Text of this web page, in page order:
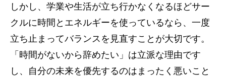
しかし、学業や生活が立ち行かなくなるほどサー
クルに時間とエネルギーを使っているなら、一度
立ち止まってバランスを見直すことが大切です。
「時間がないから辞めたい」は立派な理由です
し、自分の未来を優先するのはまったく悪いこと